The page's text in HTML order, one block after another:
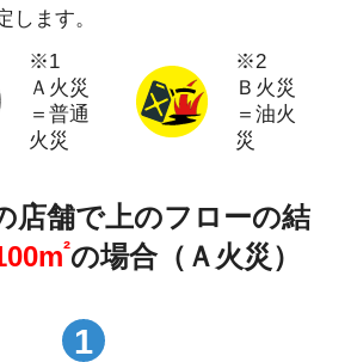
します。
※1
Ａ火災
＝普通
火災
※2
Ｂ火災
＝油火
災
店舗で上のフローの結
²の場合（Ａ火災）
1